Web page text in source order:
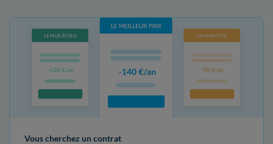
Vous cherchez un contrat